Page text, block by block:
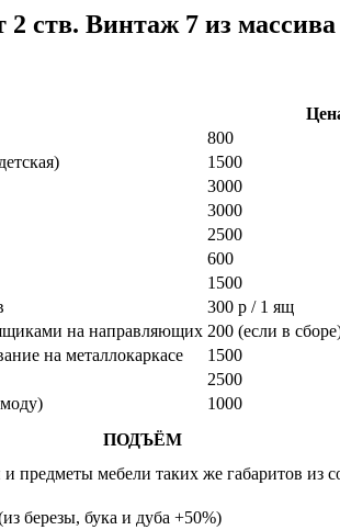
ств. Винтаж 7 из массива
800
1500
3000
3000
2500
600
1500
300 р / 1 ящ
на направляющих 200 (если в
на металлокаркасе
1500
2500
1000
ПОДЪЁМ
предметы мебели таких же габаритов из
березы, бука и дуба +50%)